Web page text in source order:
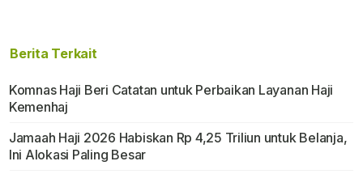
Berita Terkait
Komnas Haji Beri Catatan untuk Perbaikan Layanan Haji
Kemenhaj
Jamaah Haji 2026 Habiskan Rp 4,25 Triliun untuk Belanja,
Ini Alokasi Paling Besar